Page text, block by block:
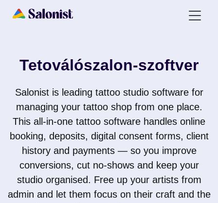
Tetoválószalon-szoftver
Salonist is leading tattoo studio software for
managing your tattoo shop from one place.
This all-in-one tattoo software handles online
booking, deposits, digital consent forms, client
history and payments — so you improve
conversions, cut no-shows and keep your
studio organised. Free up your artists from
admin and let them focus on their craft and the